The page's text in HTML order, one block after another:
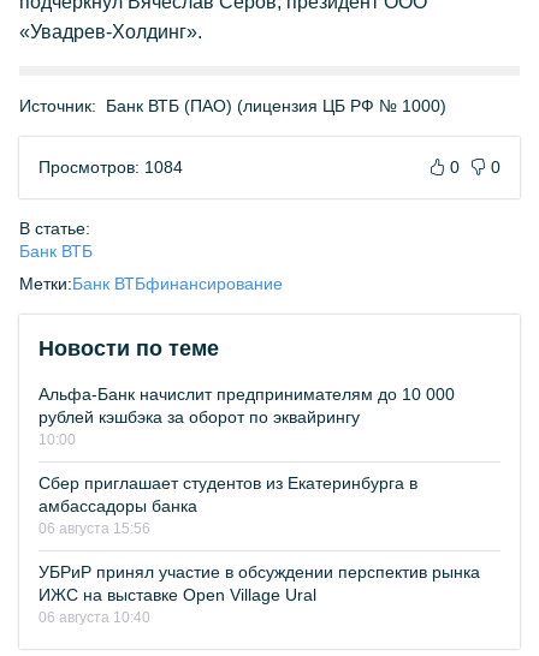
«Увадрев-Холдинг».
Источник: Банк ВТБ (ПАО) (лицензия ЦБ РФ № 1000)
Просмотров: 1084 0 0
В статье:
Банк ВТБ
Метки:Банк ВТБфинансирование
Новости по теме
Альфа-Банк начислит предпринимателям до 10 000
рублей кэшбэка за оборот по эквайрингу
10:00
Сбер приглашает студентов из Екатеринбурга в
амбассадоры банка
06 августа 15:56
УБРиР принял участие в обсуждении перспектив рынка
ИЖС на выставке Open Village Ural
06 августа 10:40